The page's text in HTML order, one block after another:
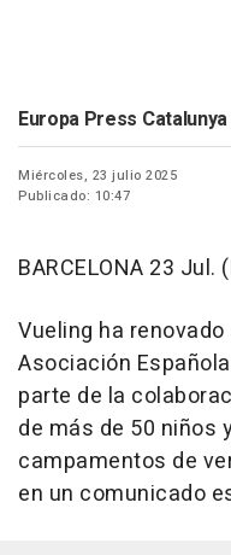
Europa Press Catalunya
Miércoles, 23 julio 2025
Publicado: 10:47
BARCELONA 23 Jul.
Vueling ha
Asociación
parte de la
de más de 50 niños
campamentos de
en un comunicado